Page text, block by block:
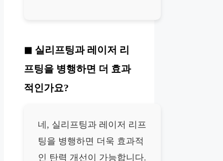
실리프팅과 레이저 리
프팅을 병행하면 더 효과
적인가요?
네, 실리프팅과 레이저 리프
팅을 병행하면 더욱 효과적
인 탄력 개선이 가능합니다.